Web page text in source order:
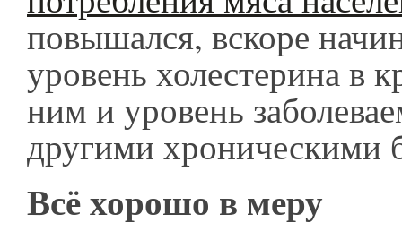
повышался, вскоре
уровень холестерина в
ним и уровень
другими хроническими
Всё хорошо в меру